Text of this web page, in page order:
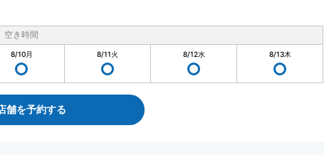
空き時間
8/10月 8/11火 8/12水 8/13木
舗を予約する